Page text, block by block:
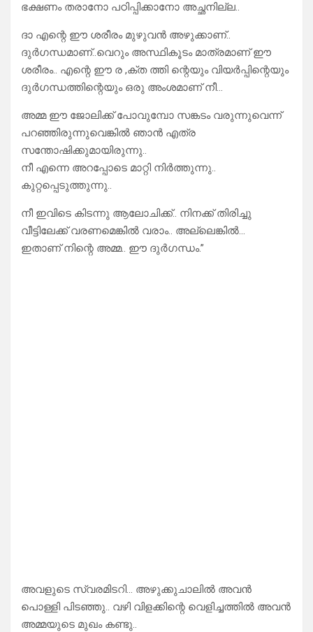
ഭക്ഷണം തരാനോ പഠിപ്പിക്കാനോ അച്ഛനില്ല..
ദാ എന്റെ ഈ ശരീരം മുഴുവൻ അഴുക്കാണ്..
ദുർഗന്ധമാണ്..വെറും അസ്ഥികൂടം മാത്രമാണ് ഈ
ശരീരം.. എന്റെ ഈ ര ,ക്ത ത്തി ന്റെയും വിയർപ്പിന്റെയും
ദുർഗന്ധത്തിന്റെയും ഒരു അംശമാണ് നീ…
അമ്മ ഈ ജോലിക്ക് പോവുമ്പോ സങ്കടം വരുന്നുവെന്ന്
പറഞ്ഞിരുന്നുവെങ്കിൽ ഞാൻ എത്ര
സന്തോഷിക്കുമായിരുന്നു..
നീ എന്നെ അറപ്പോടെ മാറ്റി നിർത്തുന്നു..
കുറ്റപ്പെടുത്തുന്നു..
നീ ഇവിടെ കിടന്നു ആലോചിക്ക്.. നിനക്ക് തിരിച്ചു
വീട്ടിലേക്ക് വരണമെങ്കിൽ വരാം.. അല്ലെങ്കിൽ…
ഇതാണ് നിന്റെ അമ്മ.. ഈ ദുർഗന്ധം.”
അവളുടെ സ്വരമിടറി… അഴുക്കുചാലിൽ അവൻ
പൊള്ളി പിടഞ്ഞു.. വഴി വിളക്കിന്റെ വെളിച്ചത്തിൽ അവൻ
അമ്മയുടെ മുഖം കണ്ടു..